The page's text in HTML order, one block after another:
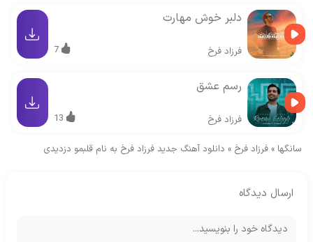
دلبر خوش مهارت
فرزاد فرخ 7
رسم عشق
فرزاد فرخ 13
سانگها » فرزاد فرخ » دانلود آهنگ جدید فرزاد فرخ به نام قلبمو دزدیدی
ارسال دیدگاه